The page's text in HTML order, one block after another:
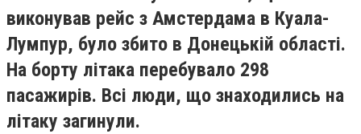
виконував рейс з Амстердама в Куала-
Лумпур, було збито в Донецькій області.
На борту літака перебувало 298
пасажирів. Всі люди, що знаходились на
літаку загинули.